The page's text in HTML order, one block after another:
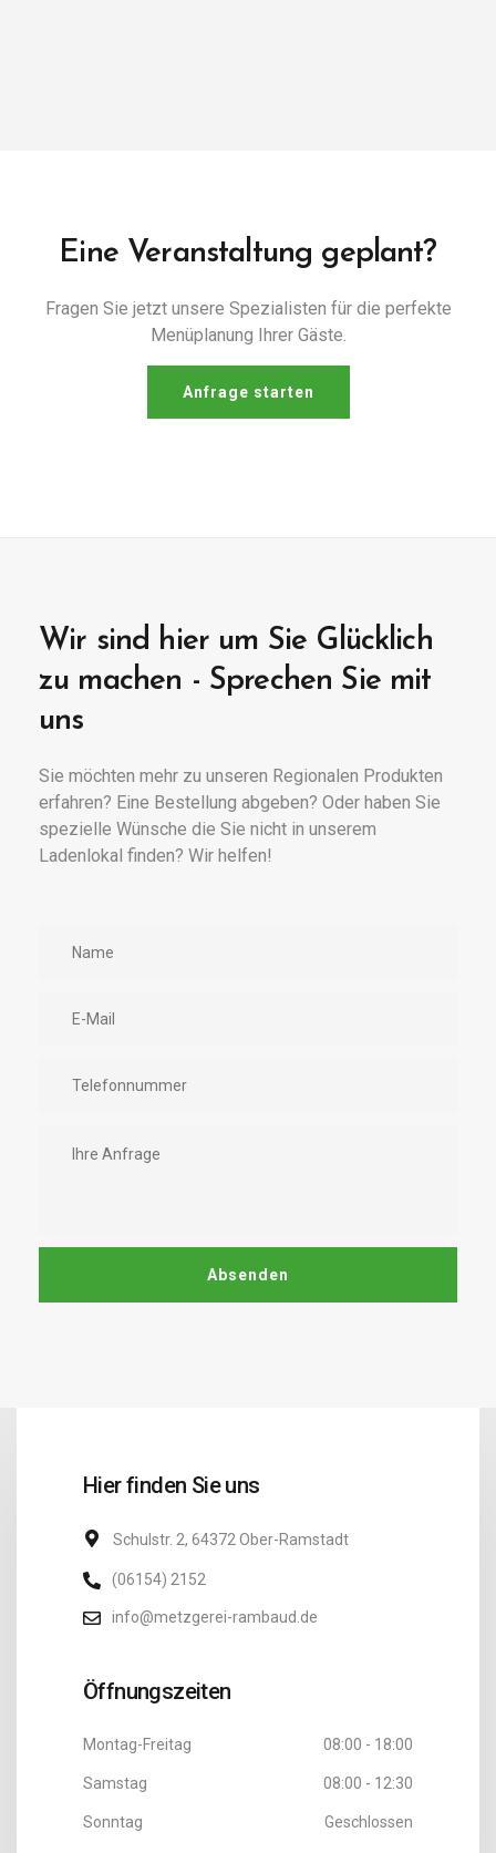
Eine Veranstaltung geplant?
Fragen Sie jetzt unsere Spezialisten für die perfekte
Menüplanung Ihrer Gäste.
Anfrage starten
Wir sind hier um Sie Glücklich
zu machen - Sprechen Sie mit
uns
Sie möchten mehr zu unseren Regionalen Produkten
erfahren? Eine Bestellung abgeben? Oder haben Sie
spezielle Wünsche die Sie nicht in unserem
Ladenlokal finden? Wir helfen!
Hier finden Sie uns
Schulstr. 2, 64372 Ober-Ramstadt
(06154) 2152
info@metzgerei-rambaud.de
Öffnungszeiten
Montag-Freitag 08:00 - 18:00
Samstag 08:00 - 12:30
Sonntag Geschlossen